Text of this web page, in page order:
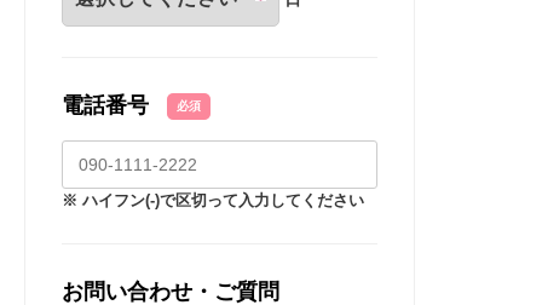
電話番号 必須
※ ハイフン(-)で区切って入力してください
お問い合わせ・ご質問